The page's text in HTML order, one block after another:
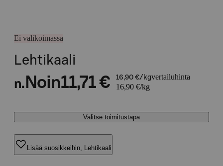
Ei valikoimassa
Lehtikaali
n. Noin11,71 € 16,90 €/kgvertailuhinta
16,90 €/kg
Valitse toimitustapa
Lisää suosikkeihin, Lehtikaali